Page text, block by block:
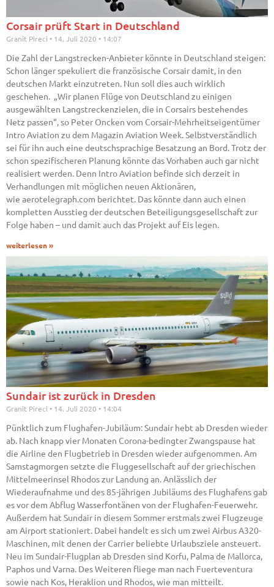
Corsair prüft Start in Deutschland
Granit Pireci 14. Juli 2020 14:07
Die Zahl der Langstrecken-Anbieter könnte in Deutschland steigen:
Schon länger spekuliert die französische Corsair damit, in den
deutschen Markt einzutreten. Nun soll dies auch wirklich
geschehen. „Wir planen Flüge von Deutschland zu einigen
ausgewählten Langstreckenzielen, die in Corsairs bestehendes
Netz passen“, so Peter Oncken vom Corsair-Mehrheitseigentümer
Intro Aviation zu dem Magazin Aviation Week. Selbstverständlich
sei für ihn auch eine deutschsprachige Besatzung an Bord. Trotz der
schon spezifischeren Planung könnte das Vorhaben auch gar nicht
realisiert werden. Denn Intro Aviation befinde sich derzeit in
Verhandlungen mit möglichen neuen Aktionären,
wie aerotelegraph.com berichtet. Das könnte dann auch einen
kompletten Ausstieg der deutschen Beteiligungsgesellschaft zur
Folge haben – und damit auch das Projekt auf Eis legen.
weiterlesen »
Sundair ist zurück in Dresden
Granit Pireci 14. Juli 2020 14:04
Pünktlich zum Flughafen-Jubiläum: Sundair hebt ab Dresden wieder
ab. Nach knapp vier Monaten Corona-bedingter Zwangspause hat
die Airline den Flugbetrieb in Dresden wieder aufgenommen. Am
Samstagmorgen setzte die Fluggesellschaft auf der griechischen
Mittelmeerinsel Rhodos zur Landung an. Anlässlich der
Wiederaufnahme und des 85-jährigen Jubiläums des Flughafens gab
es vor dem Abflug Wasserfontänen von der Flughafen-Feuerwehr.
Außerdem hat Sundair in diesem Sommer erstmals zwei Flugzeuge
am Airport stationiert. Dabei handelt es sich um zwei Airbus A320-
Maschinen, mit denen der Carrier beliebte Urlaubsziele ansteuert.
Neu im Sundair-Flugplan ab Dresden sind Korfu, Palma de Mallorca,
Paphos und Varna. Des Weiteren fliege man nach Fuerteventura
sowie nach Kos, Heraklion und Rhodos, wie man mitteilt.